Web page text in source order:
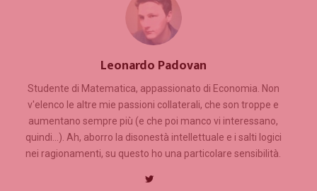
Leonardo Padovan
Studente di Matematica, appassionato di Economia. Non
v'elenco le altre mie passioni collaterali, che son troppe e
aumentano sempre più (e che poi manco vi interessano,
quindi...). Ah, aborro la disonestà intellettuale e i salti logici
nei ragionamenti, su questo ho una particolare sensibilità.